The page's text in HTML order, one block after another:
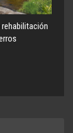
rehabilitación